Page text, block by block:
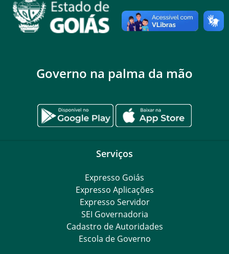
Governo na palma da mão
Serviços
Expresso Goiás
Expresso Aplicações
Expresso Servidor
SEI Governadoria
Cadastro de Autoridades
Escola de Governo